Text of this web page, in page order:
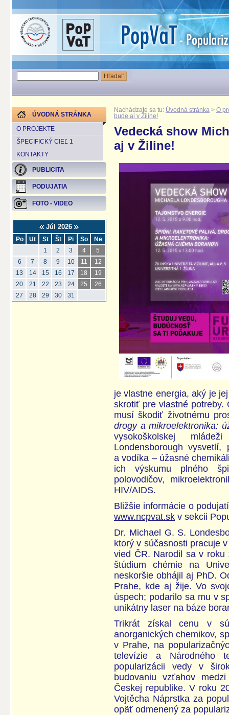
ÚVODNÁ STRÁNKA
O PROJEKTE
ŠPECIFICKÝ CIEĽ 1
KONTAKTY
PUBLICITA
PODUJATIA
FOTO - VIDEO
Júl 2026
Po Ut St Št Pi So
Ne
1
2 3 4
5
6
7 8 9 10 11
12
13
14 15 16 17 18
19
20
21 22 23 24 25
26
27
28 29 30 31
Nachádzate sa tu: Úvodná stránka > O
bude aj v Žiline!
Vedecká show
aj v Žiline!
je vlastne energia, aký je
skrotiť pre vlastné potreby.
musí škodiť životnému
drogy a mikroelektronika:
vysokoškolskej
Londensborough
a vodíka – úžasné
ich výskumu plného
polovodičov,
HIV/AIDS.
Bližšie informácie o
www.ncpvat.sk v sekcii
Dr. Michael G. S.
ktorý v súčasnosti pracuje
vied ČR. Narodil sa v roku
štúdium chémie na
neskoršie obhájil aj PhD.
Prahe, kde aj žije. Vo
úspech; podarilo sa mu v
unikátny laser na báze
Trikrát získal cenu v
anorganických chemikov,
v Prahe, na
televízie a Národného
popularizácii vedy v
budovaniu vzťahov
Českej republike. V roku
Vojtěcha Náprstka za
opäť odmenený za